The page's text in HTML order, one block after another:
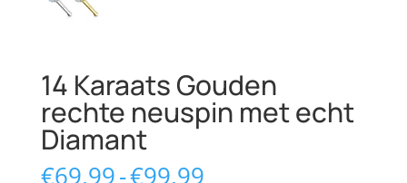
14 Karaats Gouden
rechte neuspin met echt
Diamant
€69,99-€99,99Prijsklasse: